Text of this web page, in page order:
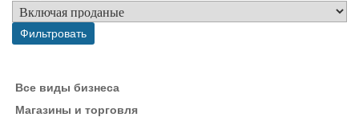
Все виды бизнеса
Магазины и торговля